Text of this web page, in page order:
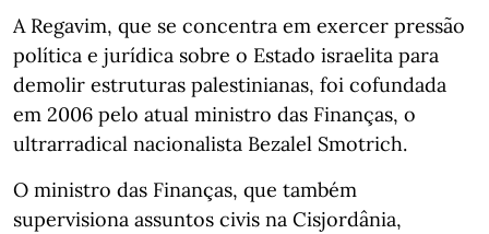
A Regavim, que se concentra em exercer pressão
política e jurídica sobre o Estado israelita para
demolir estruturas palestinianas, foi cofundada
em 2006 pelo atual ministro das Finanças, o
ultrarradical nacionalista Bezalel Smotrich.
O ministro das Finanças, que também
supervisiona assuntos civis na Cisjordânia,